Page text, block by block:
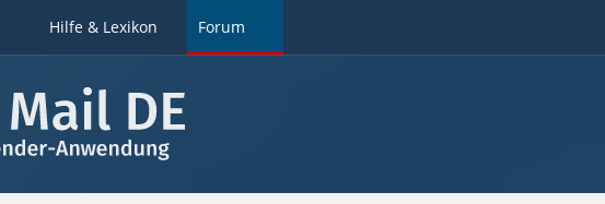
Hilfe & Lexikon Forum